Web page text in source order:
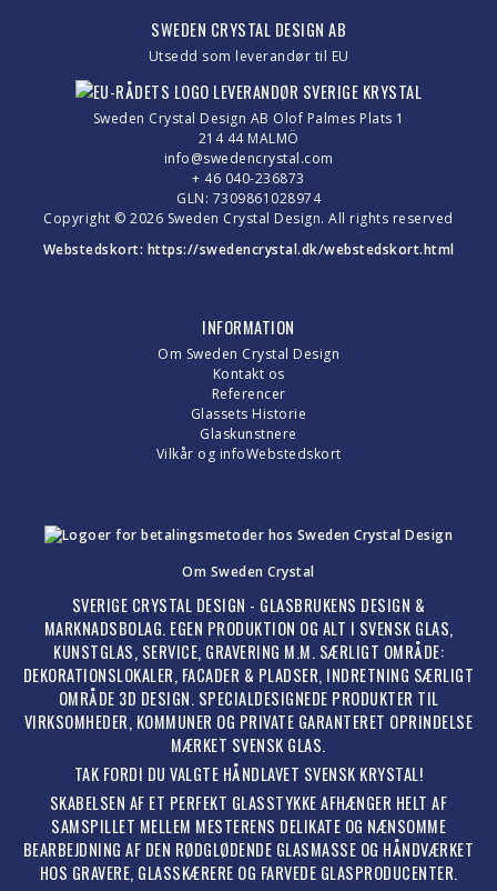
SWEDEN CRYSTAL DESIGN AB
Utsedd som leverandør til EU
Sweden Crystal Design AB Olof Palmes Plats 1
214 44 MALMÖ
info@swedencrystal.com
+ 46 040-236873
GLN: 7309861028974
Copyright © 2026 Sweden Crystal Design. All rights reserved
Webstedskort: https://swedencrystal.dk/webstedskort.html
INFORMATION
Om Sweden Crystal Design
Kontakt os
Referencer
Glassets Historie
Glaskunstnere
Vilkår og infoWebstedskort
Om Sweden Crystal
SVERIGE CRYSTAL DESIGN - GLASBRUKENS DESIGN &
MARKNADSBOLAG. EGEN PRODUKTION OG ALT I SVENSK GLAS,
KUNSTGLAS, SERVICE, GRAVERING M.M. SÆRLIGT OMRÅDE:
DEKORATIONSLOKALER, FACADER & PLADSER, INDRETNING SÆRLIGT
OMRÅDE 3D DESIGN. SPECIALDESIGNEDE PRODUKTER TIL
VIRKSOMHEDER, KOMMUNER OG PRIVATE GARANTERET OPRINDELSE
MÆRKET SVENSK GLAS.
TAK FORDI DU VALGTE HÅNDLAVET SVENSK KRYSTAL!
SKABELSEN AF ET PERFEKT GLASSTYKKE AFHÆNGER HELT AF
SAMSPILLET MELLEM MESTERENS DELIKATE OG NÆNSOMME
BEARBEJDNING AF DEN RØDGLØDENDE GLASMASSE OG HÅNDVÆRKET
HOS GRAVERE, GLASSKÆRERE OG FARVEDE GLASPRODUCENTER.